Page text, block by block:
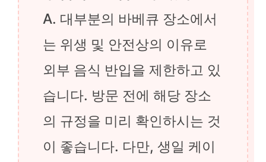
A. 대부분의 바베큐 장소에서
는 위생 및 안전상의 이유로
외부 음식 반입을 제한하고 있
습니다. 방문 전에 해당 장소
의 규정을 미리 확인하시는 것
이 좋습니다. 다만, 생일 케이